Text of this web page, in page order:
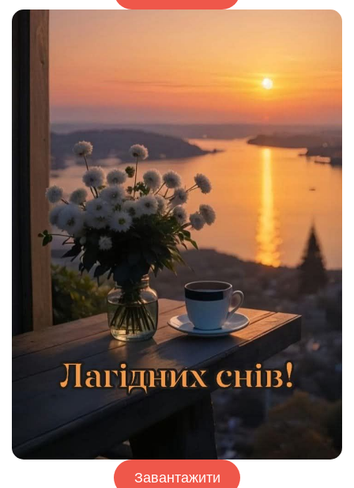
Завантажити